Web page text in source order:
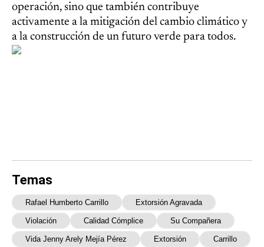
operación, sino que también contribuye
activamente a la mitigación del cambio climático y
a la construcción de un futuro verde para todos.
Temas
Rafael Humberto Carrillo Extorsión Agravada
Violación Calidad Cómplice Su Compañera
Vida Jenny Arely Mejía Pérez Extorsión Carrillo